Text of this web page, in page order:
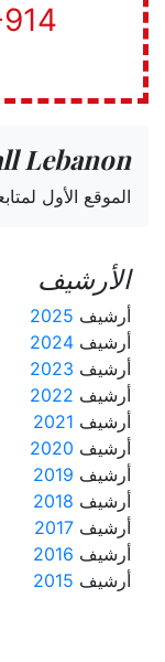
Lebanon
الموقع الأول
الأرشيف
أرشيف 2025
أرشيف 2024
أرشيف 2023
أرشيف 2022
أرشيف 2021
أرشيف 2020
أرشيف 2019
أرشيف 2018
أرشيف 2017
أرشيف 2016
أرشيف 2015